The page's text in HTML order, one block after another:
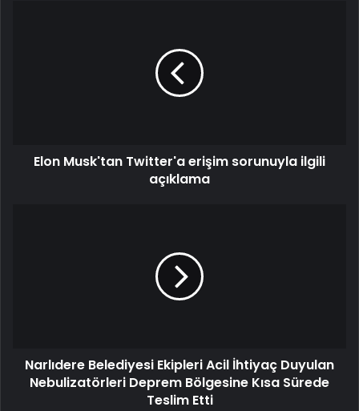
Elon Musk'tan Twitter'a erişim sorunuyla ilgili
açıklama
Narlıdere Belediyesi Ekipleri Acil İhtiyaç Duyulan
Nebulizatörleri Deprem Bölgesine Kısa Sürede
Teslim Etti